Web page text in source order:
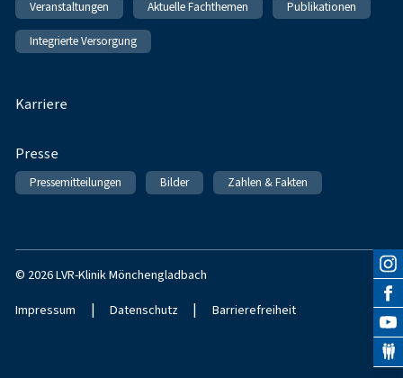
Veranstaltungen Aktuelle Fachthemen Publikationen
Integrierte Versorgung
Karriere
Presse
Pressemitteilungen Bilder Zahlen & Fakten
© 2026 LVR-Klinik Mönchengladbach
Impressum | Datenschutz | Barrierefreiheit